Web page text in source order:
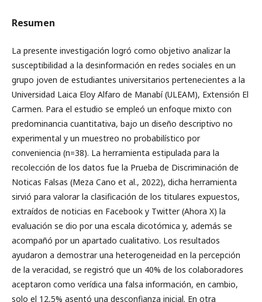
Resumen
La presente investigación logró como objetivo analizar la
susceptibilidad a la desinformación en redes sociales en un
grupo joven de estudiantes universitarios pertenecientes a la
Universidad Laica Eloy Alfaro de Manabí (ULEAM), Extensión El
Carmen. Para el estudio se empleó un enfoque mixto con
predominancia cuantitativa, bajo un diseño descriptivo no
experimental y un muestreo no probabilístico por
conveniencia (n=38). La herramienta estipulada para la
recolección de los datos fue la Prueba de Discriminación de
Noticas Falsas (Meza Cano et al., 2022), dicha herramienta
sirvió para valorar la clasificación de los titulares expuestos,
extraídos de noticias en Facebook y Twitter (Ahora X) la
evaluación se dio por una escala dicotómica y, además se
acompañó por un apartado cualitativo. Los resultados
ayudaron a demostrar una heterogeneidad en la percepción
de la veracidad, se registró que un 40% de los colaboradores
aceptaron como verídica una falsa información, en cambio,
solo el 12,5% asentó una desconfianza inicial. En otra